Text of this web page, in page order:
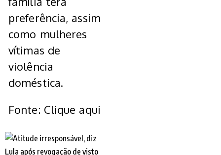
preferência, assim
como mulheres
vítimas de
violência
doméstica.
Fonte: Clique aqui